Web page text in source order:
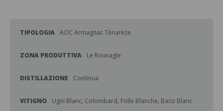
TIPOLOGIA AOC Armagnac Ténarèze
ZONA PRODUTTIVA Le Rounagle
DISTILLAZIONE Continua
VITIGNO Ugni Blanc, Colombard, Folle Blanche, Baco Blanc